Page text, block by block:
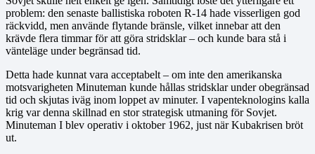
problem: den senaste ballistiska roboten R‑14 hade visserligen god
räckvidd, men använde flytande bränsle, vilket innebar att den
krävde flera timmar för att göra stridsklar – och kunde bara stå i
vänteläge under begränsad tid.
Detta hade kunnat vara acceptabelt – om inte den amerikanska
motsvarigheten Minuteman kunde hållas stridsklar under obegränsad
tid och skjutas iväg inom loppet av minuter. I vapenteknologins kalla
krig var denna skillnad en stor strategisk utmaning för Sovjet.
Minuteman I blev operativ i oktober 1962, just när Kubakrisen bröt
ut.